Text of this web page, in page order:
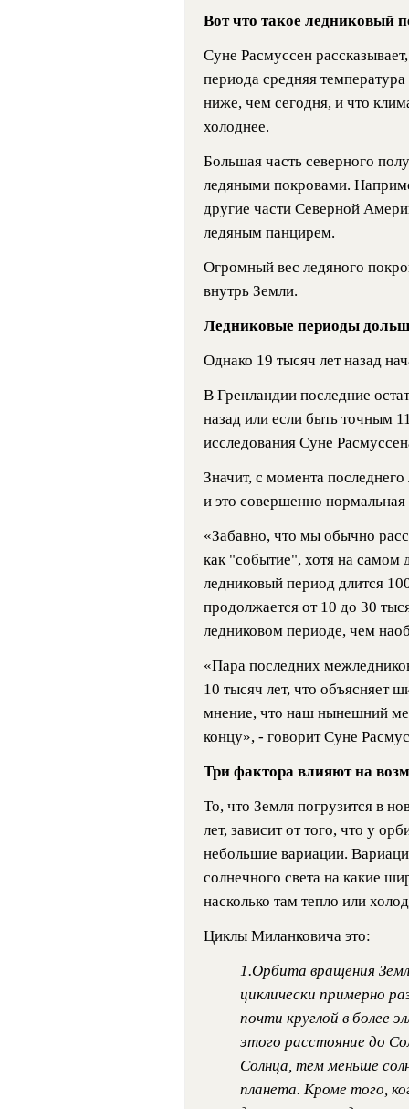
Вот что такое ледниковый
Суне Расмуссен
периода средняя
ниже, чем сегодня, и что
холоднее.
Большая часть северного
ледяными покровами.
другие части Северной
ледяным панцирем.
Огромный вес ледяного
внутрь Земли.
Ледниковые периоды
Однако 19 тысяч лет назад
В Гренландии последние
назад или если быть точным
исследования Суне
Значит, с момента
и это совершенно
«Забавно, что мы обычно
как "событие", хотя на самом
ледниковый период длится
продолжается от 10 до 30
ледниковом периоде, чем
«Пара последних
10 тысяч лет, что объясняет
мнение, что наш нынешний
концу», - говорит Суне
Три фактора влияют на
То, что Земля погрузится в
лет, зависит от того, что у
небольшие вариации.
солнечного света на какие
насколько там тепло или
Циклы Миланковича это:
1.Орбита вращения
циклически примерно
почти круглой в более
этого расстояние до
Солнца, тем меньше
планета. Кроме того,